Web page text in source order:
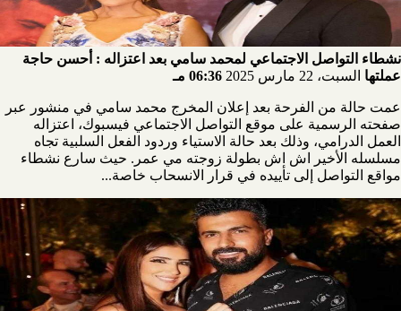
نشطاء التواصل الاجتماعي لمحمد سامي بعد اعتزاله : أحسن حاجة
عملتها السبت، 22 مارس 2025 06:36 مـ
عمت حالة من الفرحة بعد إعلان المخرج محمد سامي في منشور عبر
صفحته الرسمية على موقع التواصل الاجتماعي فيسبوك، اعتزاله
العمل الدرامي، وذلك بعد حالة الاستياء وردود الفعل السلبية تجاه
مسلسله الأخير اش اش بطولة زوجته مي عمر. حيث سارع نشطاء
مواقع التواصل إلى تأييده في قرار الانسحاب خاصة...